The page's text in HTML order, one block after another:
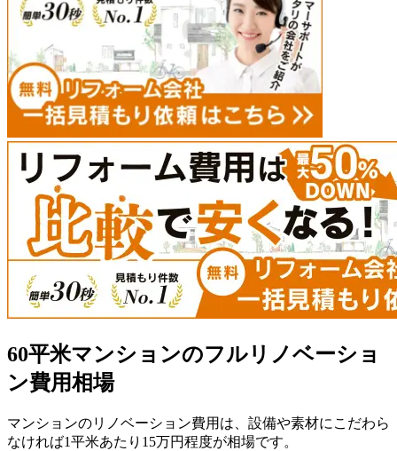
60平米マンションのフルリノベーショ
ン費用相場
マンションのリノベーション費用は、設備や素材にこだわら
なければ1平米あたり15万円程度が相場です。